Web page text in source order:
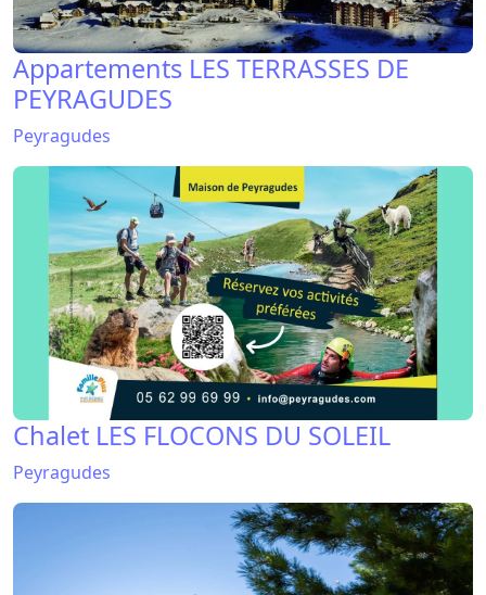
Appartements LES TERRASSES DE
PEYRAGUDES
Peyragudes
Chalet LES FLOCONS DU SOLEIL
Peyragudes